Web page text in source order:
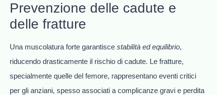
Prevenzione delle cadute e
delle fratture
Una muscolatura forte garantisce stabilità ed equilibrio,
riducendo drasticamente il rischio di cadute. Le fratture,
specialmente quelle del femore, rappresentano eventi critici
per gli anziani, spesso associati a complicanze gravi e perdita